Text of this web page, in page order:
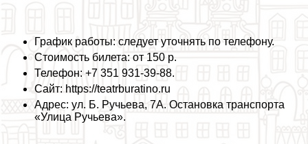
График работы: следует уточнять по телефону.
Стоимость билета: от 150 р.
Телефон: +7 351 931-39-88.
Сайт: https://teatrburatino.ru
Адрес: ул. Б. Ручьева, 7А. Остановка трaнcпорта
«Улица Ручьева».